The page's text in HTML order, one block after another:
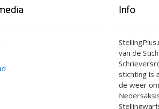
Info
van de
stichting is
de weer